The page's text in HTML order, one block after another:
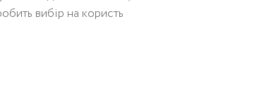
вибір на користь